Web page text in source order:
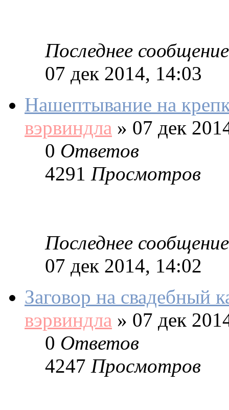
Последнее сообщение
07 дек 2014, 14:03
Нашептывание на
вэрвиндла » 07 дек
0 Ответов
4291 Просмотров
Последнее сообщение
07 дек 2014, 14:02
Заговор на свадебный
вэрвиндла » 07 дек
0 Ответов
4247 Просмотров